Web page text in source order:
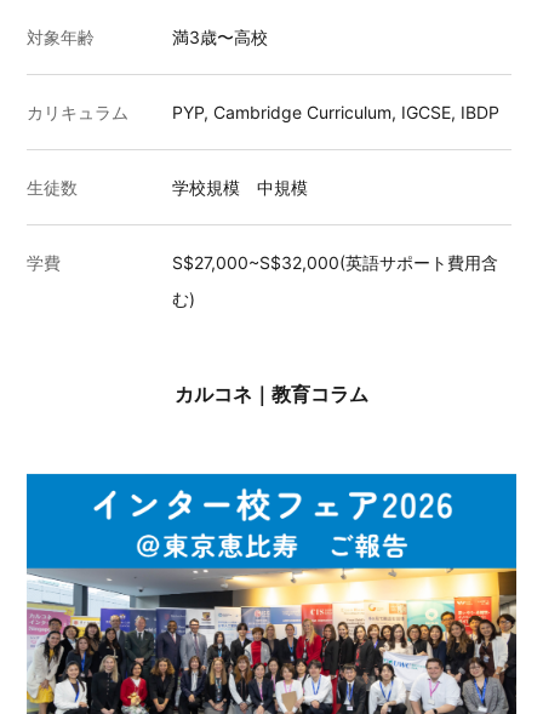
対象年齢 満3歳〜高校
カリキュラム PYP, Cambridge Curriculum, IGCSE, IBDP
生徒数 学校規模 中規模
学費
S$27,000~S$32,000(英語サポート費用含
む)
カルコネ｜教育コラム